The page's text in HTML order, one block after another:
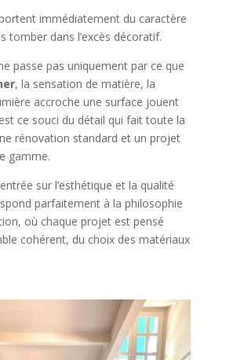
immédiatement du caractère
tomber dans l’excès décoratif.
passe pas uniquement par ce que
, la sensation de matière, la
accroche une surface jouent
ce souci du détail qui fait toute la
rénovation standard et un projet
gamme.
sur l’esthétique et la qualité
parfaitement à la philosophie
où chaque projet est pensé
cohérent, du choix des matériaux